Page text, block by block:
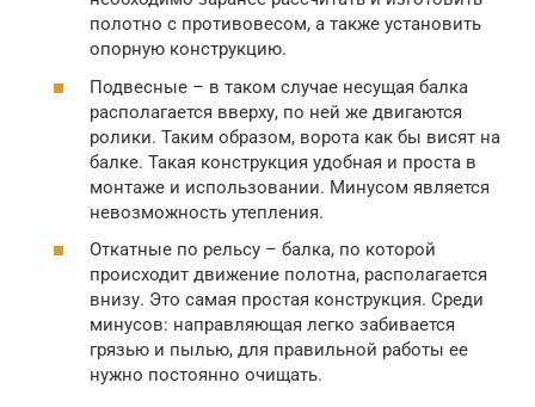
полотно с противовесом, а также установить
опорную конструкцию.
Подвесные – в таком случае несущая балка
располагается вверху, по ней же двигаются
ролики. Таким образом, ворота как бы висят на
балке. Такая конструкция удобная и проста в
монтаже и использовании. Минусом является
невозможность утепления.
Откатные по рельсу – балка, по которой
происходит движение полотна, располагается
внизу. Это самая простая конструкция. Среди
минусов: направляющая легко забивается
грязью и пылью, для правильной работы ее
нужно постоянно очищать.